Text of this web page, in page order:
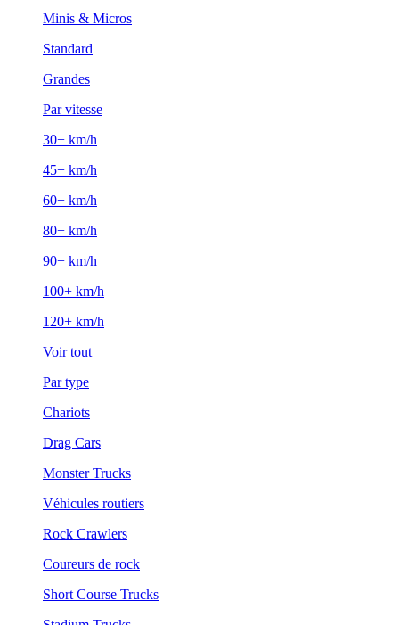
Minis & Micros
Standard
Grandes
Par vitesse
30+ km/h
45+ km/h
60+ km/h
80+ km/h
90+ km/h
100+ km/h
120+ km/h
Voir tout
Par type
Chariots
Drag Cars
Monster Trucks
Véhicules routiers
Rock Crawlers
Coureurs de rock
Short Course Trucks